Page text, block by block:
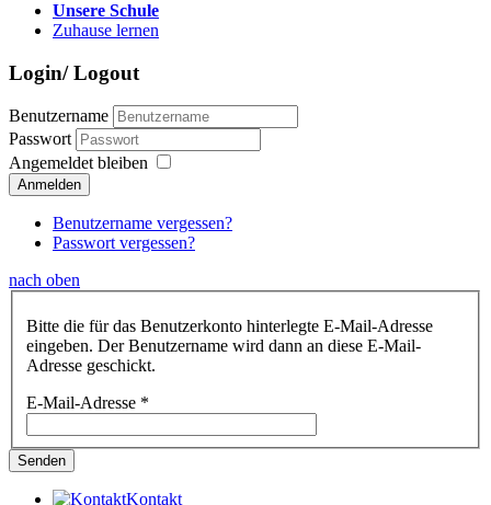
Unsere Schule
Zuhause lernen
Login/ Logout
Benutzername
Passwort
Angemeldet bleiben
Anmelden
Benutzername vergessen?
Passwort vergessen?
nach oben
Bitte die für das Benutzerkonto hinterlegte E-Mail-Adresse
eingeben. Der Benutzername wird dann an diese E-Mail-
Adresse geschickt.
E-Mail-Adresse *
Senden
Kontakt